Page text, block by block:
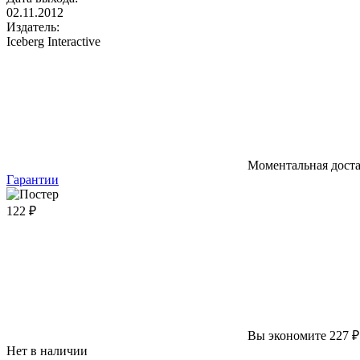
02.11.2012
Издатель:
Iceberg Interactive
Моментальная
Гарантии
122 ₽
Вы экономите 227 ₽
Нет в наличии